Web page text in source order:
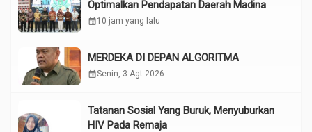
Optimalkan Pendapatan Daerah Madina
calendar_month10 jam yang lalu
MERDEKA DI DEPAN ALGORITMA
calendar_monthSenin, 3 Agt 2026
Tatanan Sosial Yang Buruk, Menyuburkan
HIV Pada Remaja